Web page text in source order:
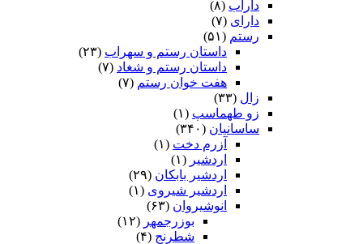
داراب (۸)
دارای (۷)
رستم (۵۱)
داستان رستم و سهراب (۲۳)
داستان رستم و شغاد (۷)
هفت خوان رستم‏ (۷)
زال (۳۳)
زو طهماسپ‏ (۱)
ساسانیان (۳۴۰)
آزرم دخت (۱)
اردشیر (۱)
اردشیر بابکان (۲۹)
اردشیر شیروی (۱)
انوشیروان (۶۳)
بوزرجمهر (۱۲)
شطرنج (۴)